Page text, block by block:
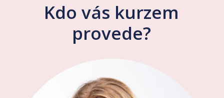
Kdo vás kurzem
provede?